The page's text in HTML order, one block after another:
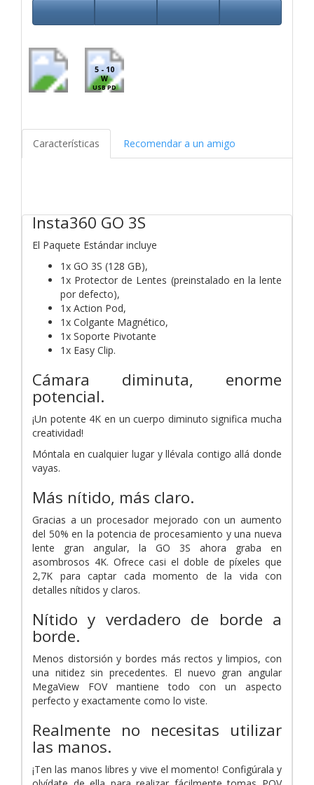
5 - 10
W
USB PD
Características Recomendar a un amigo
Insta360 GO 3S
El Paquete Estándar incluye
1x GO 3S (128 GB),
1x Protector de Lentes (preinstalado en la lente
por defecto),
1x Action Pod,
1x Colgante Magnético,
1x Soporte Pivotante
1x Easy Clip.
Cámara diminuta, enorme
potencial.
¡Un potente 4K en un cuerpo diminuto significa mucha
creatividad!
Móntala en cualquier lugar y llévala contigo allá donde
vayas.
Más nítido, más claro.
Gracias a un procesador mejorado con un aumento
del 50% en la potencia de procesamiento y una nueva
lente gran angular, la GO 3S ahora graba en
asombrosos 4K. Ofrece casi el doble de píxeles que
2,7K para captar cada momento de la vida con
detalles nítidos y claros.
Nítido y verdadero de borde a
borde.
Menos distorsión y bordes más rectos y limpios, con
una nitidez sin precedentes. El nuevo gran angular
MegaView FOV mantiene todo con un aspecto
perfecto y exactamente como lo viste.
Realmente no necesitas utilizar
las manos.
¡Ten las manos libres y vive el momento! Configúrala y